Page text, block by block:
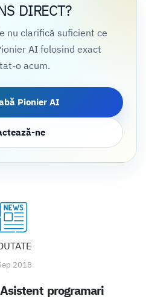
DIRECT?
nu clarifică suficient ce
AI folosind exact
o acum.
Pionier AI
ne
2018
programari